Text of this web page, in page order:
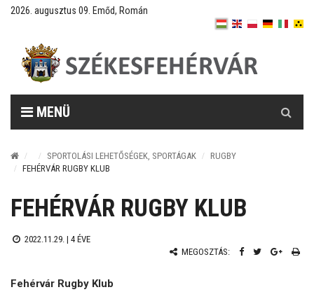
2026. augusztus 09. Emőd, Román
MENÜ
SPORTOLÁSI LEHETŐSÉGEK, SPORTÁGAK
RUGBY
FEHÉRVÁR RUGBY KLUB
FEHÉRVÁR RUGBY KLUB
2022.11.29. | 4 ÉVE
MEGOSZTÁS:
Fehérvár Rugby Klub